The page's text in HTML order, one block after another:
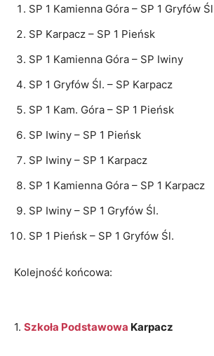
SP 1 Kamienna Góra – SP 1
SP Karpacz – SP 1
SP 1 Kamienna Góra –
SP 1 Gryfów Śl. – SP
SP 1 Kam. Góra – SP 1
SP Iwiny – SP 1
SP Iwiny – SP 1
SP 1 Kamienna Góra – SP 1
SP Iwiny – SP 1
SP 1 Pieńsk – SP 1
Kolejność końcowa:
1. Szkoła Podstawowa Karpacz